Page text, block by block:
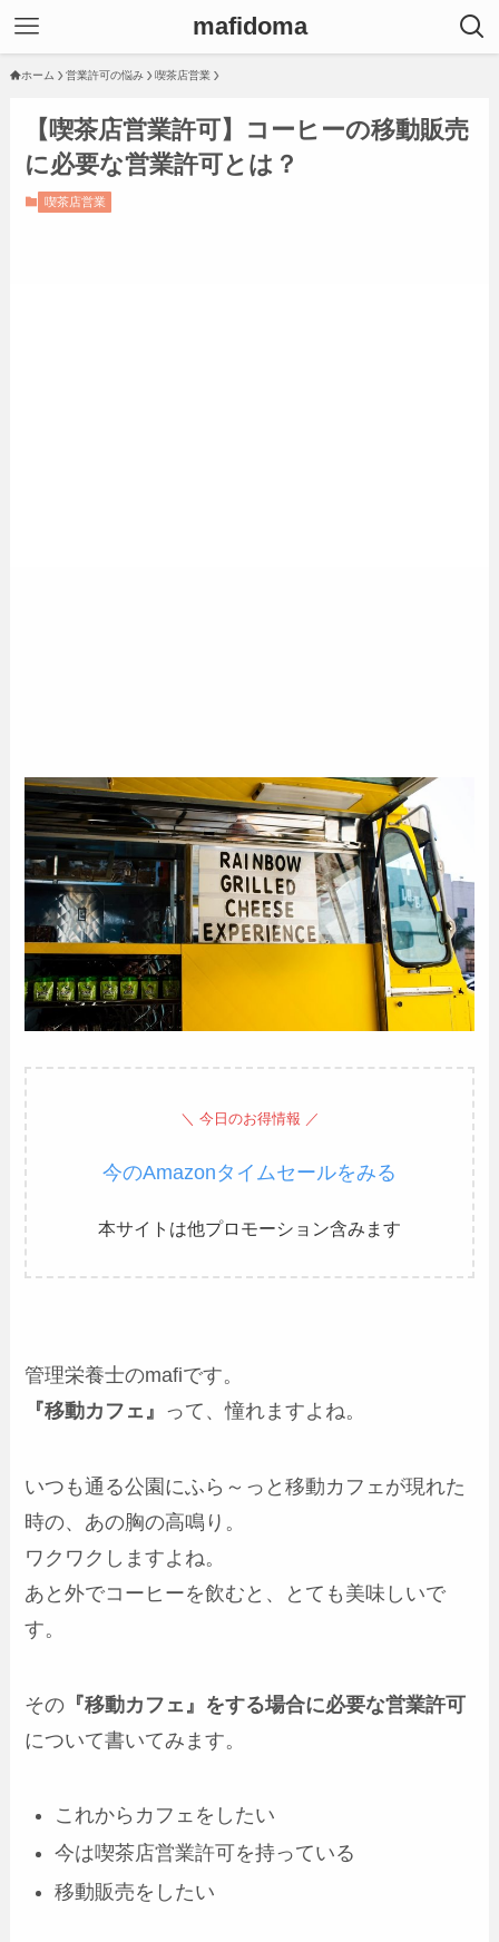
mafidoma
ホーム 営業許可の悩み 喫茶店営業
【喫茶店営業許可】コーヒーの移動販売
に必要な営業許可とは？
喫茶店営業
＼ 今日のお得情報 ／
今のAmazonタイムセールをみる
本サイトは他プロモーション含みます
管理栄養士のmafiです。
『移動カフェ』 って、憧れますよね。
いつも通る公園にふら～っと移動カフェが現れた
時の、あの胸の高鳴り。
ワクワクしますよね。
あと外でコーヒーを飲むと、とても美味しいで
す。
その 『移動カフェ』をする場合に必要な営業許可
について書いてみます。
これからカフェをしたい
今は喫茶店営業許可を持っている
移動販売をしたい